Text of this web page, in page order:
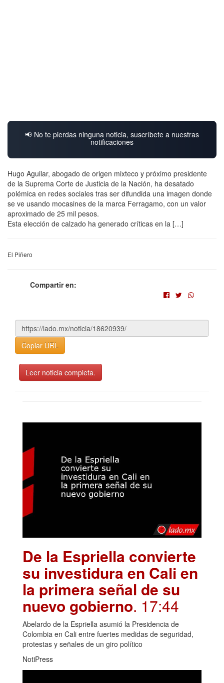
📢 No te pierdas ninguna noticia, suscríbete a nuestras
notificaciones
Hugo Aguilar, abogado de origen mixteco y próximo presidente
de la Suprema Corte de Justicia de la Nación, ha desatado
polémica en redes sociales tras ser difundida una imagen donde
se ve usando mocasines de la marca Ferragamo, con un valor
aproximado de 25 mil pesos.
Esta elección de calzado ha generado críticas en la […]
El Piñero
Compartir en:
Copiar URL
Leer noticia completa.
De la Espriella convierte
su investidura en Cali en
la primera señal de su
nuevo gobierno. 17:44
Abelardo de la Espriella asumió la Presidencia de
Colombia en Cali entre fuertes medidas de seguridad,
protestas y señales de un giro político
NotiPress